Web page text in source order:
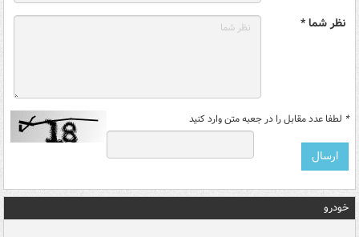
نظر شما *
* لطفا عدد مقابل را در جعبه متن وارد کنید
خودرو